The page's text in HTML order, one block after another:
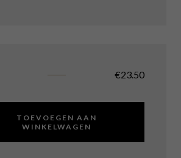
€23.50
TOEVOEGEN AAN
WINKELWAGEN